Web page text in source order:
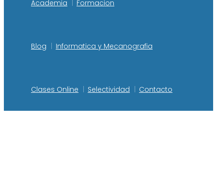
Academia Formacion
Blog Informatica y Mecanografia
Clases Online Selectividad Contacto